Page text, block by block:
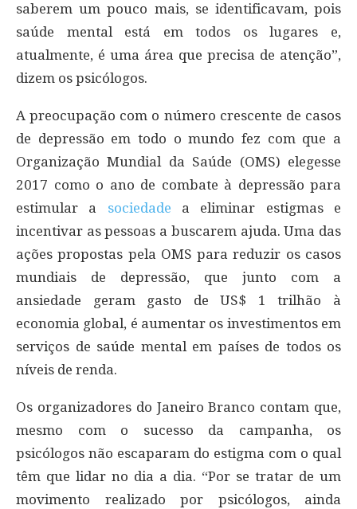
saberem um pouco mais, se identificavam, pois
saúde mental está em todos os lugares e,
atualmente, é uma área que precisa de atenção”,
dizem os psicólogos.
A preocupação com o número crescente de casos
de depressão em todo o mundo fez com que a
Organização Mundial da Saúde (OMS) elegesse
2017 como o ano de combate à depressão para
estimular a sociedade a eliminar estigmas e
incentivar as pessoas a buscarem ajuda. Uma das
ações propostas pela OMS para reduzir os casos
mundiais de depressão, que junto com a
ansiedade geram gasto de US$ 1 trilhão à
economia global, é aumentar os investimentos em
serviços de saúde mental em países de todos os
níveis de renda.
Os organizadores do Janeiro Branco contam que,
mesmo com o sucesso da campanha, os
psicólogos não escaparam do estigma com o qual
têm que lidar no dia a dia. “Por se tratar de um
movimento realizado por psicólogos, ainda